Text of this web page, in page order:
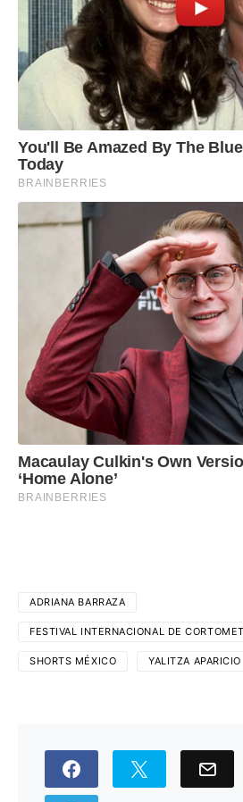
ADRIANA BARRAZA
FESTIVAL INTERNACIONAL DE
SHORTS MÉXICO YALITZA APARICIO